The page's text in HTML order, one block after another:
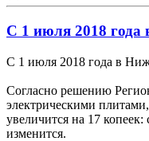
С 1 июля 2018 года
С 1 июля 2018 года в
Согласно решению
электрическими
увеличится на 17
изменится.